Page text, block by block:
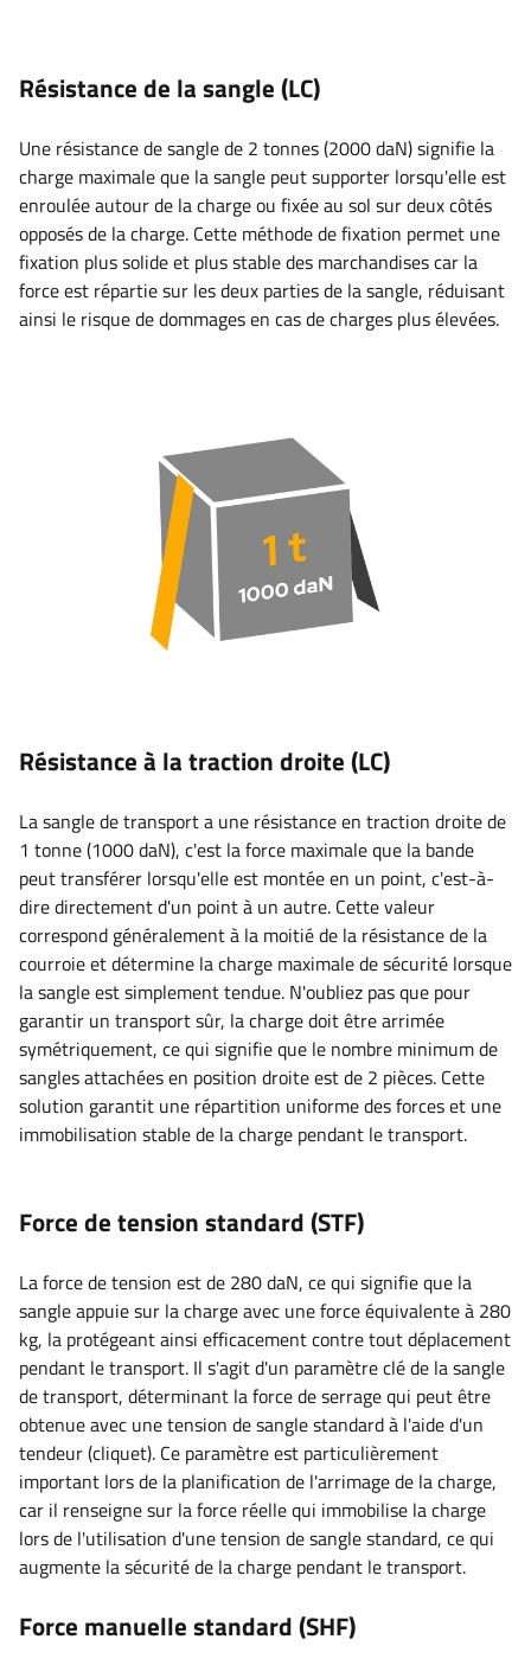
Résistance de la sangle (LC)
Une résistance de sangle de 2 tonnes (2000 daN) signifie la
charge maximale que la sangle peut supporter lorsqu'elle est
enroulée autour de la charge ou fixée au sol sur deux côtés
opposés de la charge. Cette méthode de fixation permet une
fixation plus solide et plus stable des marchandises car la
force est répartie sur les deux parties de la sangle, réduisant
ainsi le risque de dommages en cas de charges plus élevées.
Résistance à la traction droite (LC)
La sangle de transport a une résistance en traction droite de
1 tonne (1000 daN), c'est la force maximale que la bande
peut transférer lorsqu'elle est montée en un point, c'est-à-
dire directement d'un point à un autre. Cette valeur
correspond généralement à la moitié de la résistance de la
courroie et détermine la charge maximale de sécurité lorsque
la sangle est simplement tendue. N'oubliez pas que pour
garantir un transport sûr, la charge doit être arrimée
symétriquement, ce qui signifie que le nombre minimum de
sangles attachées en position droite est de 2 pièces. Cette
solution garantit une répartition uniforme des forces et une
immobilisation stable de la charge pendant le transport.
Force de tension standard (STF)
La force de tension est de 280 daN, ce qui signifie que la
sangle appuie sur la charge avec une force équivalente à 280
kg, la protégeant ainsi efficacement contre tout déplacement
pendant le transport. Il s'agit d'un paramètre clé de la sangle
de transport, déterminant la force de serrage qui peut être
obtenue avec une tension de sangle standard à l'aide d'un
tendeur (cliquet). Ce paramètre est particulièrement
important lors de la planification de l'arrimage de la charge,
car il renseigne sur la force réelle qui immobilise la charge
lors de l'utilisation d'une tension de sangle standard, ce qui
augmente la sécurité de la charge pendant le transport.
Force manuelle standard (SHF)